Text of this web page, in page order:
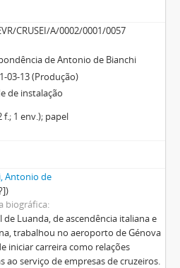
CRUSEI/A/0002/0001/0057
de Antonio de Bianchi
03-13 (Produção)
de instalação
f.; 1 env.); papel
Antonio de
biográfica
de Luanda, de ascendência italiana e
trabalhou no aeroporto de Génova
iniciar carreira como relações
ao serviço de empresas de cruzeiros.